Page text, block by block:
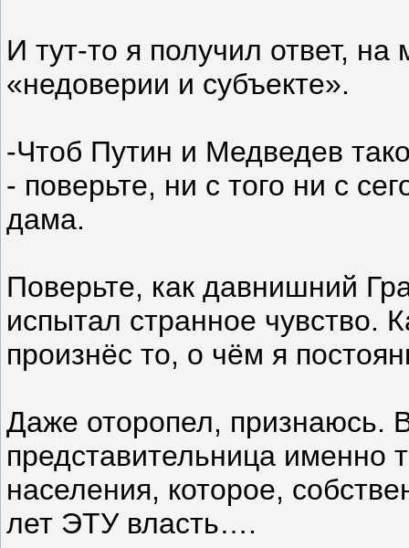
И тут-то я получил ответ,
«недоверии и субъекте».
-Чтоб Путин и Медведев
- поверьте, ни с того ни с
дама.
Поверьте, как давнишний
испытал странное чувство.
произнёс то, о чём я
Даже оторопел, признаюсь.
представительница именно
населения, которое,
лет ЭТУ власть….